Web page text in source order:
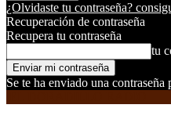
¿Olvidaste tu contraseña?
Recuperación de contraseña
Recupera tu contraseña
tu
Se te ha enviado una